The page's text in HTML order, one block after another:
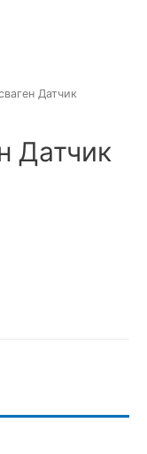
Датчик
Датчик